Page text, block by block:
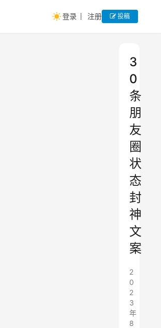
登录 注册 投稿
3
0
条
朋
友
圈
状
态
封
神
文
案
2
0
2
3
年
8